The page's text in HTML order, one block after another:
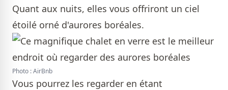
Quant aux nuits, elles vous offriront un ciel
étoilé orné d'aurores boréales.
Photo : AirBnb
Vous pourrez les regarder en étant